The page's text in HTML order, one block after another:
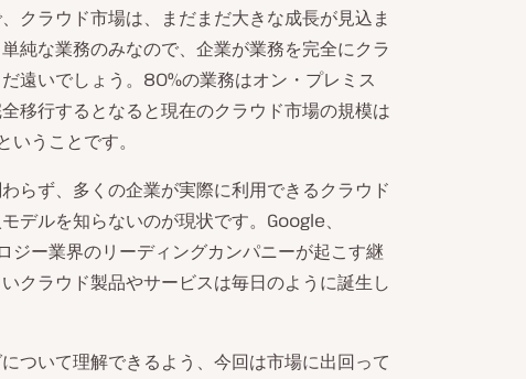
クラウド市場は、まだまだ大きな成長が見込ま
純な業務のみなので、企業が業務を完全にクラ
遠いでしょう。80%の業務はオン・プレミス
移行するとなると現在のクラウド市場の規模は
うことです。
らず、多くの企業が実際に利用できるクラウド
デルを知らないのが現状です。Google、
ー業界のリーディングカンパニーが起こす継
クラウド製品やサービスは毎日のように誕生し
ついて理解できるよう、今回は市場に出回って